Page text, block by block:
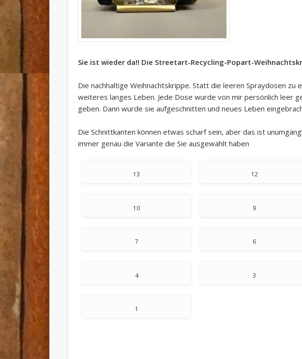
Sie ist wieder da!! Die Streetart-Recycling-Popart-
Die nachhaltige Weihnachtskrippe. Statt die leeren Spraydosen zu
weiteres langes Leben. Jede Dose wurde von mir persönlich leer
geben. Dann wurde sie aufgeschnitten und neues Leben
Die Schnittkanten können etwas scharf sein, aber das ist
immer genau die Variante die Sie ausgewählt haben
13 12
10 9
7 6
4 3
1